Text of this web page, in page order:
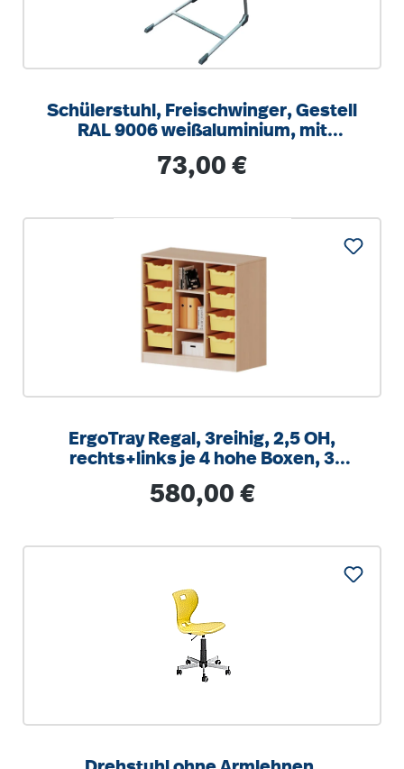
Schülerstuhl, Freischwinger, Gestell
RAL 9006 weißaluminium, mit
Regulärer Preis:
73,00 €
ErgoTray Regal, 3reihig, 2,5 OH,
rechts+links je 4 hohe Boxen, 3
B/H/T104,5x100x40cm
Regulärer Preis:
580,00 €